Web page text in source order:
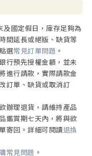
國定假日，庫存足夠為
間延長或絕版、缺貨等
選常見訂單問題 。
行預先授權金額，並未
進行請款，實際請款金
訂單、缺貨或取消訂
辦理退貨，請維持產品
鑑賞期七天內，將與欲
寄回。詳細可閱讀退換
常見問題 。